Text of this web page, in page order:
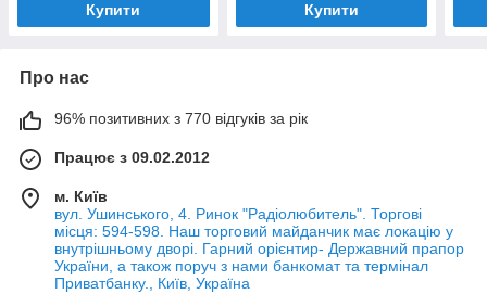
Купити Купити
Про нас
96% позитивних з 770 відгуків за рік
Працює з 09.02.2012
м. Київ
вул. Ушинського, 4. Ринок "Радіолюбитель". Торгові
місця: 594-598. Наш торговий майданчик має локацію у
внутрішньому дворі. Гарний орієнтир- Державний прапор
України, а також поруч з нами банкомат та термінал
Приватбанку., Київ, Україна